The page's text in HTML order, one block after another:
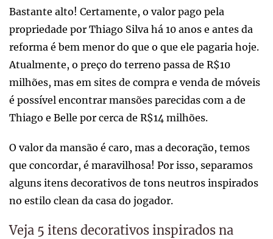
Bastante alto! Certamente, o valor pago pela
propriedade por Thiago Silva há 10 anos e antes da
reforma é bem menor do que o que ele pagaria hoje.
Atualmente, o preço do terreno passa de R$10
milhões, mas em sites de compra e venda de móveis
é possível encontrar mansões parecidas com a de
Thiago e Belle por cerca de R$14 milhões.
O valor da mansão é caro, mas a decoração, temos
que concordar, é maravilhosa! Por isso, separamos
alguns itens decorativos de tons neutros inspirados
no estilo clean da casa do jogador.
Veja 5 itens decorativos inspirados na